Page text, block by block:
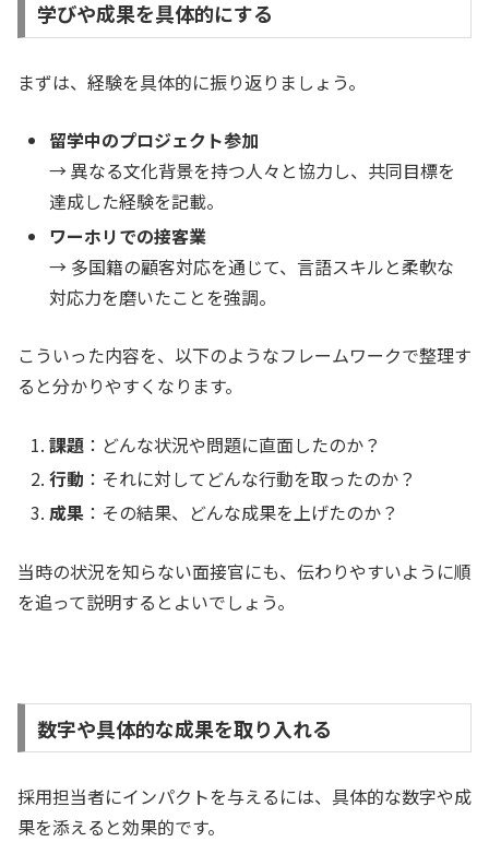
学びや成果を具体的にする
まずは、経験を具体的に振り返りましょう。
留学中のプロジェクト参加
→ 異なる文化背景を持つ人々と協力し、共同目標を
達成した経験を記載。
ワーホリでの接客業
→ 多国籍の顧客対応を通じて、言語スキルと柔軟な
対応力を磨いたことを強調。
こういった内容を、以下のようなフレームワークで整理す
ると分かりやすくなります。
課題 ：どんな状況や問題に直面したのか？
行動 ：それに対してどんな行動を取ったのか？
成果 ：その結果、どんな成果を上げたのか？
当時の状況を知らない面接官にも、伝わりやすいように順
を追って説明するとよいでしょう。
数字や具体的な成果を取り入れる
採用担当者にインパクトを与えるには、具体的な数字や成
果を添えると効果的です。